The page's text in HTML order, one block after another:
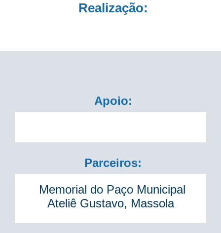
Realização:
Apoio:
Parceiros:
Memorial do Paço Municipal
Ateliê Gustavo, Massola